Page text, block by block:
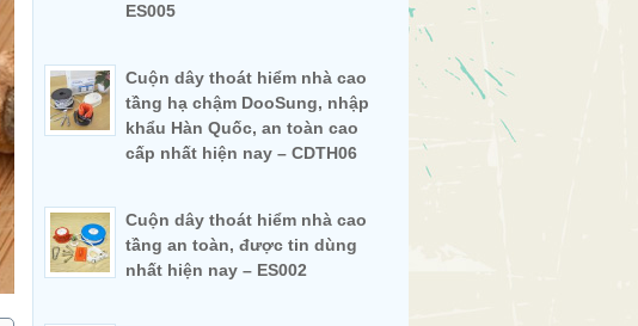
ES005
Cuộn dây thoát hiểm nhà cao
tầng hạ chậm DooSung, nhập
khẩu Hàn Quốc, an toàn cao
cấp nhất hiện nay – CDTH06
Cuộn dây thoát hiểm nhà cao
tầng an toàn, được tin dùng
nhất hiện nay – ES002